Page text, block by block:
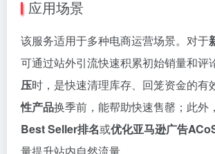
应用场景
该服务适用于多种电商运营场景。对于
可通过站外引流快速积累初始销量和评
压时，是快速清理库存、回笼资金的有
性产品换季前，能帮助快速售罄；此外
Best Seller排名或优化亚马逊广告